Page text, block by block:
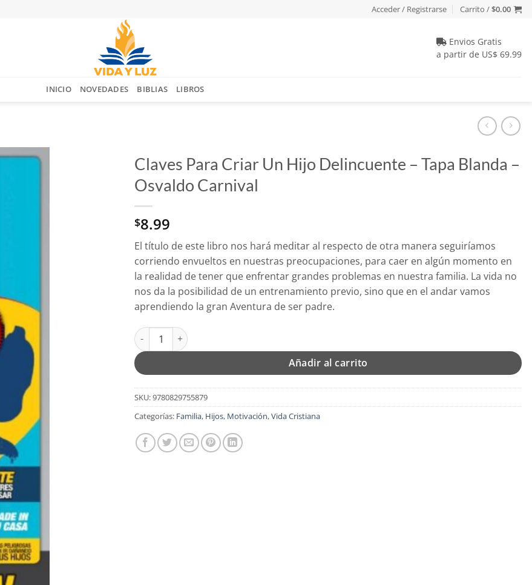
Acceder / Registrarse Carrito /$0.00
Envios Gratis
a partir de US$ 69.99
INICIO NOVEDADES BIBLIAS LIBROS
Claves Para Criar Un Hijo Delincuente – Tapa Blanda –
Osvaldo Carnival
$8.99
El título de este libro nos hará meditar al respecto de otra manera seguiríamos
corriendo envueltos en nuestras preocupaciones, para caer en algún momento en
la realidad de tener que enfrentar grandes problemas en nuestra familia. La vida no
nos da la posibilidad de un entrenamiento previo, sino que en el andar vamos
aprendiendo la gran Aventura de ser padre.
Claves Para Criar Un Hijo Delincuente - Tapa Blanda - Osvaldo Carnival cantidad
Añadir al carrito
SKU:9780829755879
Categorías: Familia, Hijos, Motivación,Vida Cristiana